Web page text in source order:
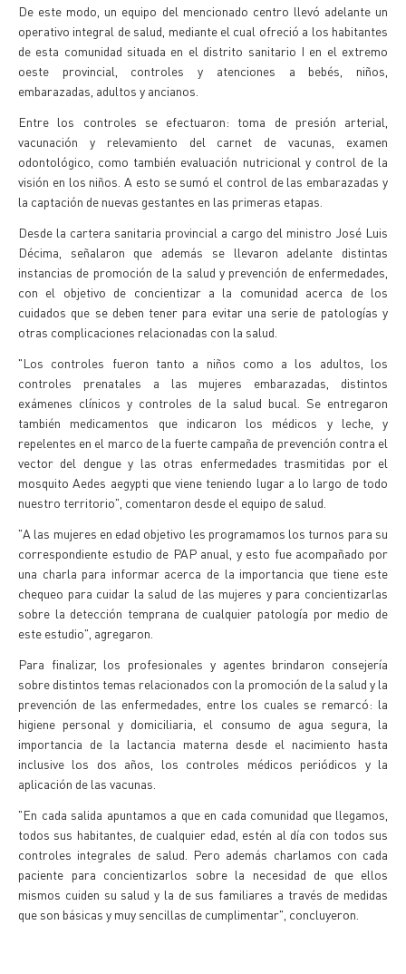
De este modo, un equipo del mencionado centro llevó adelante un
operativo integral de salud, mediante el cual ofreció a los habitantes
de esta comunidad situada en el distrito sanitario I en el extremo
oeste provincial, controles y atenciones a bebés, niños,
embarazadas, adultos y ancianos.
Entre los controles se efectuaron: toma de presión arterial,
vacunación y relevamiento del carnet de vacunas, examen
odontológico, como también evaluación nutricional y control de la
visión en los niños. A esto se sumó el control de las embarazadas y
la captación de nuevas gestantes en las primeras etapas.
Desde la cartera sanitaria provincial a cargo del ministro José Luis
Décima, señalaron que además se llevaron adelante distintas
instancias de promoción de la salud y prevención de enfermedades,
con el objetivo de concientizar a la comunidad acerca de los
cuidados que se deben tener para evitar una serie de patologías y
otras complicaciones relacionadas con la salud.
"Los controles fueron tanto a niños como a los adultos, los
controles prenatales a las mujeres embarazadas, distintos
exámenes clínicos y controles de la salud bucal. Se entregaron
también medicamentos que indicaron los médicos y leche, y
repelentes en el marco de la fuerte campaña de prevención contra el
vector del dengue y las otras enfermedades trasmitidas por el
mosquito Aedes aegypti que viene teniendo lugar a lo largo de todo
nuestro territorio", comentaron desde el equipo de salud.
"A las mujeres en edad objetivo les programamos los turnos para su
correspondiente estudio de PAP anual, y esto fue acompañado por
una charla para informar acerca de la importancia que tiene este
chequeo para cuidar la salud de las mujeres y para concientizarlas
sobre la detección temprana de cualquier patología por medio de
este estudio", agregaron.
Para finalizar, los profesionales y agentes brindaron consejería
sobre distintos temas relacionados con la promoción de la salud y la
prevención de las enfermedades, entre los cuales se remarcó: la
higiene personal y domiciliaria, el consumo de agua segura, la
importancia de la lactancia materna desde el nacimiento hasta
inclusive los dos años, los controles médicos periódicos y la
aplicación de las vacunas.
"En cada salida apuntamos a que en cada comunidad que llegamos,
todos sus habitantes, de cualquier edad, estén al día con todos sus
controles integrales de salud. Pero además charlamos con cada
paciente para concientizarlos sobre la necesidad de que ellos
mismos cuiden su salud y la de sus familiares a través de medidas
que son básicas y muy sencillas de cumplimentar", concluyeron.